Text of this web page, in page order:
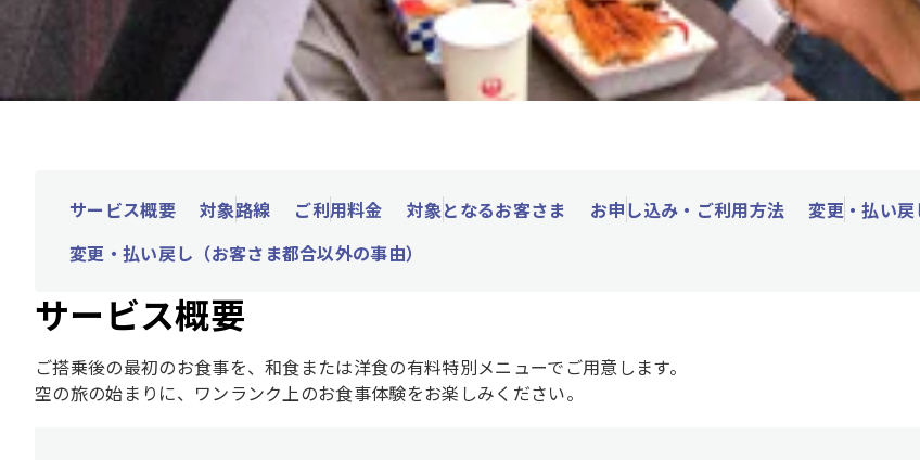
サービス概要 対象路線 ご利用料金 対象となるお客さま お申し込み・ご利用方法
変更・払い戻
変更・払い戻し（お客さま都合以外の事由）
サービス概要
ご搭乗後の最初のお食事を、和食または洋食の有料特別メニューでご用意します。
空の旅の始まりに、ワンランク上のお食事体験をお楽しみください。